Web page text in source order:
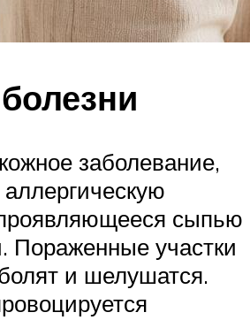
заболевание,
сыпью
Пораженные участки
и шелушатся.